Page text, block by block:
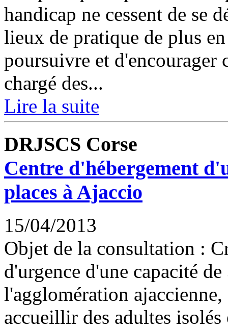
handicap ne cessent de se
lieux de pratique de plus
poursuivre et
chargé des...
Lire la suite
DRJSCS Corse
Centre d'hébergement
places à Ajaccio
15/04/2013
Objet de la consultation :
d'urgence d'une capacité
l'agglomération ajaccienne,
accueillir des adultes